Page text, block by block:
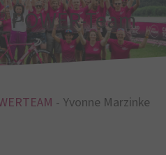
Team
- Yvonne Marzinke